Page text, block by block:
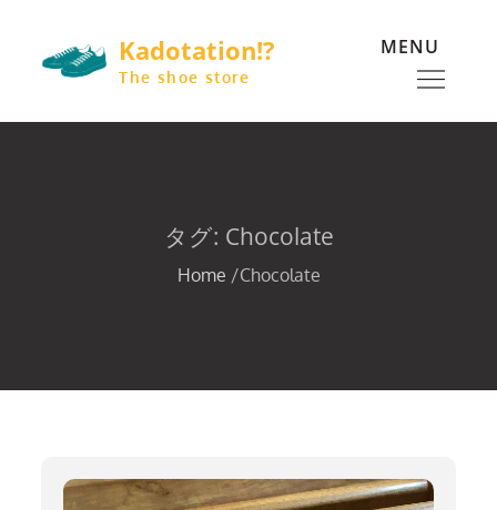
content
Kadotation!?
The shoe store
MENU
タグ: Chocolate
Home Chocolate